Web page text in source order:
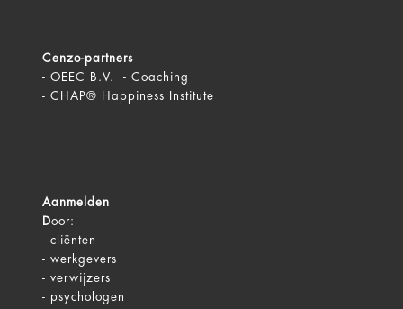
Cenzo-partners
- OEEC B.V. - Coaching
- CHAP® Happiness Institute
Aanmelden
Door:
- cliënten
- werkgevers
- verwijzers
- psychologen